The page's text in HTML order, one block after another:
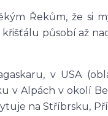
Řekům, že si
působí až
v USA
v Alpách v okolí
na Stříbrsku,